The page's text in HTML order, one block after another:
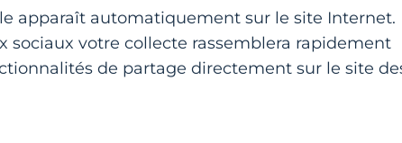
apparaît automatiquement sur le site Internet.
sociaux votre collecte rassemblera rapidement
de partage directement sur le site